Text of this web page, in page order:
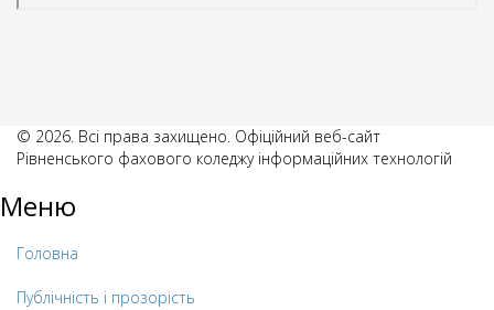
© 2026. Всі права захищено. Офіційний веб-сайт
Рівненського фахового коледжу інформаційних технологій
Меню
Головна
Публічність і прозорість